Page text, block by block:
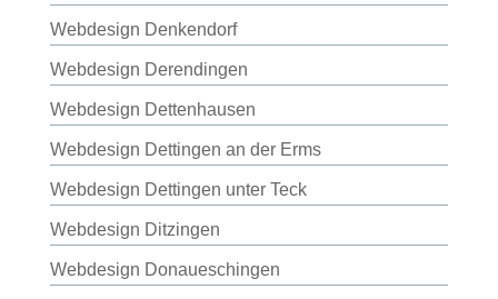
Webdesign Denkendorf
Webdesign Derendingen
Webdesign Dettenhausen
Webdesign Dettingen an der Erms
Webdesign Dettingen unter Teck
Webdesign Ditzingen
Webdesign Donaueschingen